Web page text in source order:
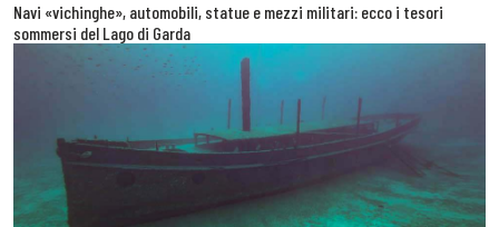
Navi «vichinghe», automobili, statue e mezzi militari: ecco i tesori
sommersi del Lago di Garda